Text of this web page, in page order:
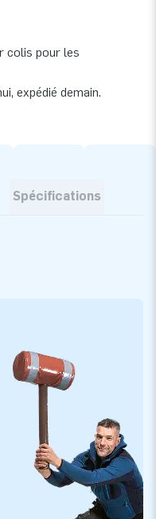
colis pour les
expédié demain.
Spécifications